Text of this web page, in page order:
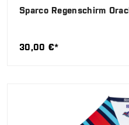
Sparco Regenschirm
30,00 €*